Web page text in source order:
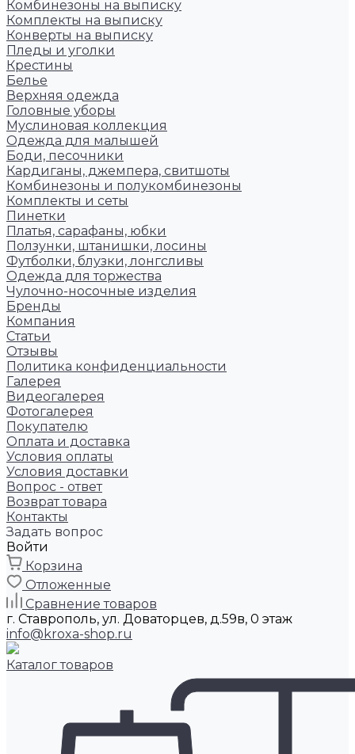
Комбинезоны на выписку
Комплекты на выписку
Конверты на выписку
Пледы и уголки
Крестины
Белье
Верхняя одежда
Головные уборы
Муслиновая коллекция
Одежда для малышей
Боди, песочники
Кардиганы, джемпера, свитшоты
Комбинезоны и полукомбинезоны
Комплекты и сеты
Пинетки
Платья, сарафаны, юбки
Ползунки, штанишки, лосины
Футболки, блузки, лонгсливы
Одежда для торжества
Чулочно-носочные изделия
Бренды
Компания
Статьи
Отзывы
Политика конфиденциальности
Галерея
Видеогалерея
Фотогалерея
Покупателю
Оплата и доставка
Условия оплаты
Условия доставки
Вопрос - ответ
Возврат товара
Контакты
Задать вопрос
Войти
Корзина
Отложенные
Сравнение товаров
г. Ставрополь, ул. Доваторцев, д.59в, 0 этаж
info@kroxa-shop.ru
Каталог товаров